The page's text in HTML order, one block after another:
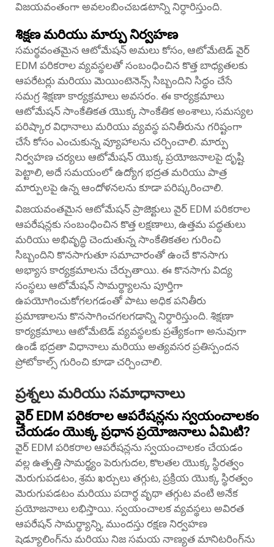
విజయవంతంగా అవలంబించబడటాన్ని నిర్ధారిస్తుంది.
శిక్షణ మరియు మార్పు నిర్వహణ
సమర్థవంతమైన ఆటోమేషన్ అమలు కోసం, ఆటోమేటెడ్ వైర్
EDM పరికరాల వ్యవస్థలతో సంబంధించిన కొత్త బాధ్యతలకు
ఆపరేటర్లు మరియు మెయింటెనెన్స్ సిబ్బందిని సిద్ధం చేసే
సమగ్ర శిక్షణా కార్యక్రమాలు అవసరం. ఈ కార్యక్రమాలు
ఆటోమేషన్ సాంకేతికత యొక్క సాంకేతిక అంశాలు, సమస్యల
పరిష్కార విధానాలు మరియు వ్యవస్థ పనితీరును గరిష్టంగా
చేసే కోసం ఎంచుకున్న వ్యూహాలను చర్చించాలి. మార్పు
నిర్వహణ చర్యలు ఆటోమేషన్ యొక్క ప్రయోజనాలపై దృష్టి
పెట్టాలి, అదే సమయంలో ఉద్యోగ భద్రత మరియు పాత్ర
మార్పులపై ఉన్న ఆందోళనలను కూడా పరిష్కరించాలి.
విజయవంతమైన ఆటోమేషన్ ప్రాజెక్టులు వైర్ EDM పరికరాల
ఆపరేషన్లకు సంబంధించిన కొత్త లక్షణాలు, ఉత్తమ పద్ధతులు
మరియు అభివృద్ధి చెందుతున్న సాంకేతికతల గురించి
సిబ్బందిని కొనసాగుతూ సమాచారంతో ఉంచే కొనసాగు
అభ్యాస కార్యక్రమాలను చేర్చుతాయి. ఈ కొనసాగు విద్య
సంస్థలు ఆటోమేషన్ సామర్థ్యాలను పూర్తిగా
ఉపయోగించుకోగలగడంతో పాటు అధిక పనితీరు
ప్రమాణాలను కొనసాగించగలగడాన్ని నిర్ధారిస్తుంది. శిక్షణా
కార్యక్రమాలు ఆటోమేటెడ్ వ్యవస్థలకు ప్రత్యేకంగా అనువుగా
ఉండే భద్రతా విధానాలు మరియు అత్యవసర ప్రతిస్పందన
ప్రోటోకాల్స్ గురించి కూడా చర్చించాలి.
ప్రశ్నలు మరియు సమాధానాలు
వైర్ EDM పరికరాల ఆపరేషన్లను స్వయంచాలకం
చేయడం యొక్క ప్రధాన ప్రయోజనాలు ఏమిటి?
వైర్ EDM పరికరాల ఆపరేషన్లను స్వయంచాలకం చేయడం
వల్ల ఉత్పత్తి సామర్థ్యం పెరుగుదల, కొలతల యొక్క స్థిరత్వం
మెరుగుపడటం, శ్రమ ఖర్చులు తగ్గుట, ప్రక్రియ యొక్క స్థిరత్వం
మెరుగుపడటం మరియు పదార్థ వృథా తగ్గుట వంటి అనేక
ప్రయోజనాలు లభిస్తాయి. స్వయంచాలక వ్యవస్థలు అవిరత
ఆపరేషన్ సామర్థ్యాన్ని, ముందస్తు రక్షణ నిర్వహణ
షెడ్యూలింగ్‌ను మరియు నిజ సమయ నాణ్యత మానిటరింగ్‌ను